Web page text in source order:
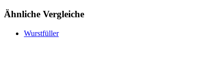
Ähnliche Vergleiche
Wurstfüller